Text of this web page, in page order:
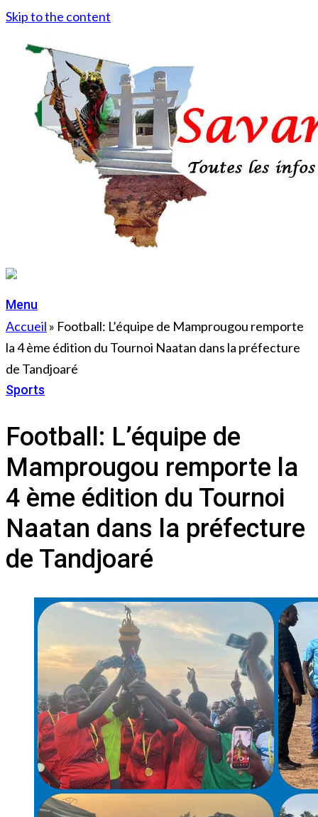
Skip to the content
Menu
Accueil » Football: L’équipe de Mamprougou remporte
la 4 ème édition du Tournoi Naatan dans la préfecture
de Tandjoaré
Sports
Football: L’équipe de
Mamprougou remporte la
4 ème édition du Tournoi
Naatan dans la préfecture
de Tandjoaré